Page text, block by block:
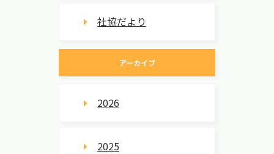
社協だより
アーカイブ
2026
2025